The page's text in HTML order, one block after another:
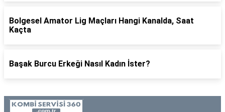
Bolgesel Amator Lig Maçları Hangi Kanalda, Saat
Kaçta
Başak Burcu Erkeği Nasıl Kadın İster?